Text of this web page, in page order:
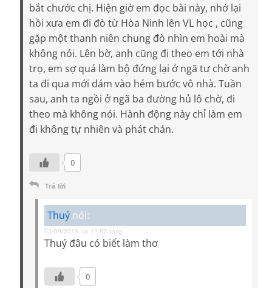
bắt chước chị. Hiện giờ em đọc bài này, nhớ lại
hồi xưa em đi đò từ Hòa Ninh lên VL học , cũng
gặp một thanh niên chung đò nhìn em hoài mà
không nói. Lên bờ, anh cũng đi theo em tới nhà
trọ, em sợ quá làm bộ đứng lại ở ngã tư chờ anh
ta đi qua mới dám vào hẻm bước vô nhà. Tuần
sau, anh ta ngồi ở ngã ba đường hủ lô chờ, đi
theo mà không nói. Hành động này chỉ làm em
đi không tự nhiên và phát chán.
0
Trả lời
Thuý nói:
02/09/2013 lúc 11:57 sáng
Thuý đâu có biết làm thơ
0